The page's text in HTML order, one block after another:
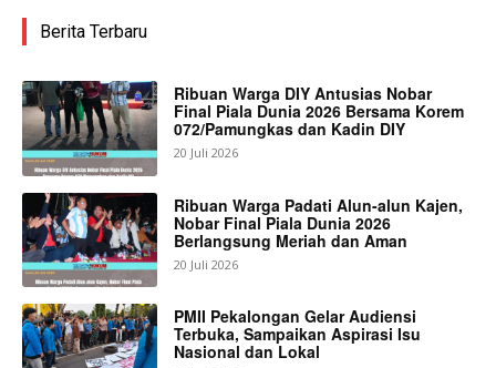
Berita Terbaru
Ribuan Warga DIY Antusias Nobar
Final Piala Dunia 2026 Bersama Korem
072/Pamungkas dan Kadin DIY
20 Juli 2026
Ribuan Warga Padati Alun-alun Kajen,
Nobar Final Piala Dunia 2026
Berlangsung Meriah dan Aman
20 Juli 2026
PMII Pekalongan Gelar Audiensi
Terbuka, Sampaikan Aspirasi Isu
Nasional dan Lokal